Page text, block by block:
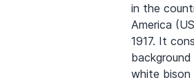
in the
America
1917. It
white bison